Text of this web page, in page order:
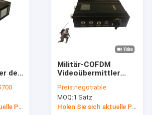
der
Militär-COFDM
Videoübermittler
1080P HD des
Rucksack-5 Watt Rf-
Macht
Preis:negotiable
MOQ:1 Satz